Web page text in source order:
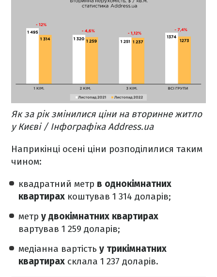
Як за рік змінилися ціни на вторинне житло
у Києві / Інфографіка Address.ua
Наприкінці осені ціни розподілилися таким
чином:
квадратний метр в однокімнатних
квартирах коштував 1 314 доларів;
метр у двокімнатних квартирах
вартував 1 259 доларів;
медіанна вартість у трикімнатних
квартирах склала 1 237 доларів.